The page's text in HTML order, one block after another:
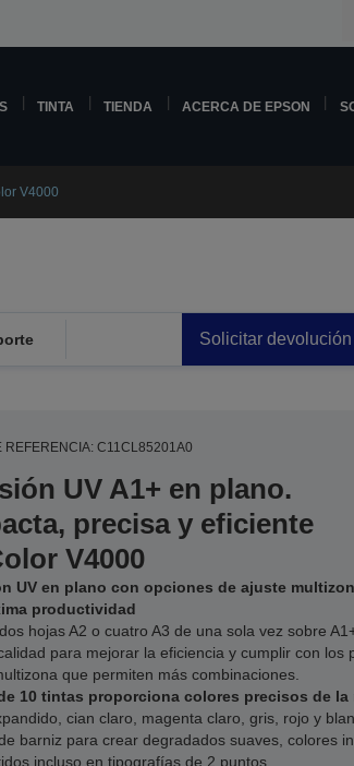
TINTA TIENDA ACERCA DE EPSON
V4000
Solicitar
REFERENCIA: C11CL85201A0
UV A1+ en plano.
precisa y eficiente
V4000
UV en plano con opciones de ajuste
productividad
hojas A2 o cuatro A3 de una sola vez sobre
para mejorar la eficiencia y cumplir con los
que permiten más combinaciones.
10 tintas proporciona colores precisos de la
cian claro, magenta claro, gris, rojo y
barniz para crear degradados suaves, colores
incluso en tipografías de 2 puntos.